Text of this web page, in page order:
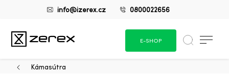
info@izerex.cz 0800022656
E-SHOP
Kámasútra